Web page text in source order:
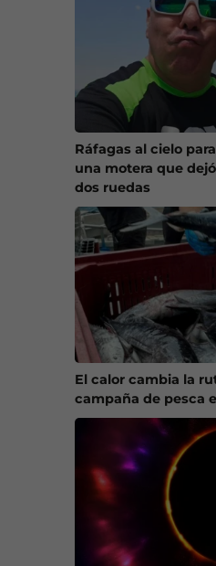
Ráfagas al cielo
una motera que
dos ruedas
El calor cambia la
campaña de pesca